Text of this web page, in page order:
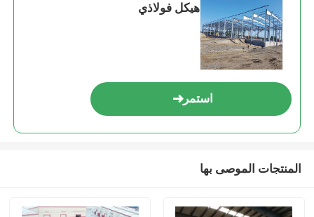
هيكل فولاذي
استمر
المنتجات الموصى بها